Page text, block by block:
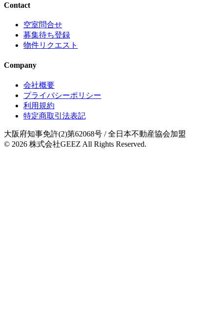
Contact
空室問合せ
募集待ち登録
物件リクエスト
Company
会社概要
プライバシーポリシー
利用規約
特定商取引法表記
大阪府知事免許(2)第62068号 / 全日本不動産協会加盟
© 2026 株式会社GEEZ All Rights Reserved.